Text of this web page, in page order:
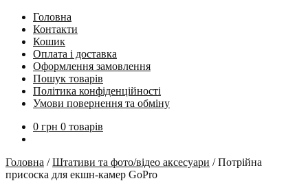
Головна
Контакти
Кошик
Оплата і доставка
Оформлення замовлення
Пошук товарів
Політика конфіденційності
Умови повернення та обміну
0 грн 0 товарів
Головна /Штативи та фото/відео аксесуари /Потрійна
присоска для екшн-камер GoPro